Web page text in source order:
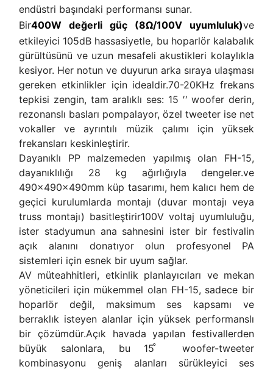
endüstri başındaki performansı sunar.
Bir400W değerli güç (8Ω/100V uyumluluk)ve
etkileyici 105dB hassasiyetle, bu hoparlör kalabalık
gürültüsünü ve uzun mesafeli akustikleri kolaylıkla
kesiyor. Her notun ve duyurun arka sıraya ulaşması
gereken etkinlikler için idealdir.70-20KHz frekans
tepkisi zengin, tam aralıklı ses: 15 ′′ woofer derin,
rezonanslı basları pompalayor, özel tweeter ise net
vokaller ve ayrıntılı müzik çalımı için yüksek
frekansları keskinleştirir.
Dayanıklı PP malzemeden yapılmış olan FH-15,
dayanıklılığı 28 kg ağırlığıyla dengeler.ve
490×490×490mm küp tasarımı, hem kalıcı hem de
geçici kurulumlarda montajı (duvar montajı veya
truss montajı) basitleştirir100V voltaj uyumluluğu,
ister stadyumun ana sahnesini ister bir festivalin
açık alanını donatıyor olun profesyonel PA
sistemleri için esnek bir uyum sağlar.
AV müteahhitleri, etkinlik planlayıcıları ve mekan
yöneticileri için mükemmel olan FH-15, sadece bir
hoparlör değil, maksimum ses kapsamı ve
berraklık isteyen alanlar için yüksek performanslı
bir çözümdür.Açık havada yapılan festivallerden
büyük salonlara, bu 15 ̊ woofer-tweeter
kombinasyonu geniş alanları sürükleyici ses